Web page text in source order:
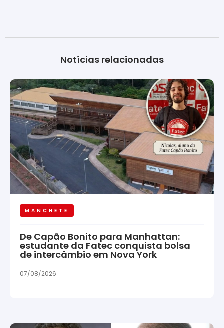
Notícias relacionadas
MANCHETE
De Capão Bonito para Manhattan:
estudante da Fatec conquista bolsa
de intercâmbio em Nova York
07/08/2026